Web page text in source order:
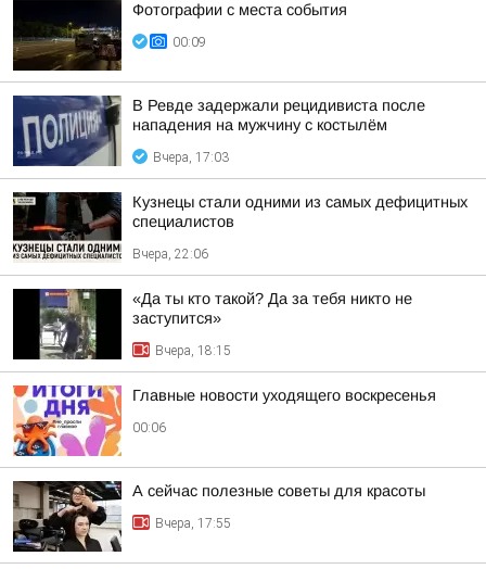
Фотографии с места события
00:09
В Ревде задержали рецидивиста после
нападения на мужчину с костылём
Вчера, 17:03
Кузнецы стали одними из самых дефицитных
специалистов
Вчера, 22:06
«Да ты кто такой? Да за тебя никто не
заступится»
Вчера, 18:15
Главные новости уходящего воскресенья
00:06
А сейчас полезные советы для красоты
Вчера, 17:55